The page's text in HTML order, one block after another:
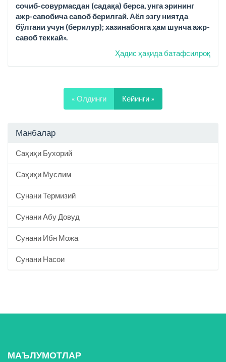
сочиб-совурмасдан (садақа) берса, унга эрининг
ажр-савобича савоб берилгай. Аёл эзгу ниятда
бўлгани учун (берилур); хазинабонга ҳам шунча ажр-
савоб теккай».
Ҳадис ҳақида батафсилроқ
« Олдинги Кейинги »
Манбалар
Саҳиҳи Бухорий
Саҳиҳи Муслим
Сунани Термизий
Сунани Абу Довуд
Сунани Ибн Можа
Сунани Насои
МАЪЛУМОТЛАР